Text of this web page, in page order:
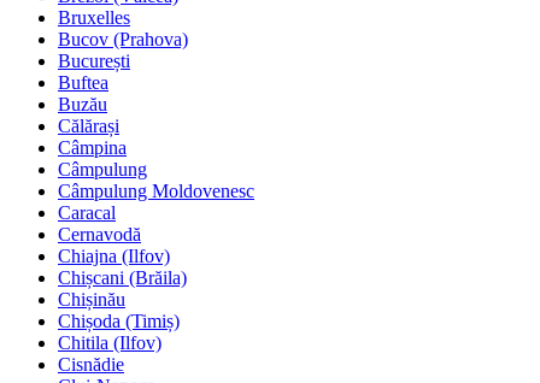
Bruxelles
Bucov (Prahova)
București
Buftea
Buzău
Călărași
Câmpina
Câmpulung
Câmpulung Moldovenesc
Caracal
Cernavodă
Chiajna (Ilfov)
Chișcani (Brăila)
Chișinău
Chișoda (Timiș)
Chitila (Ilfov)
Cisnădie